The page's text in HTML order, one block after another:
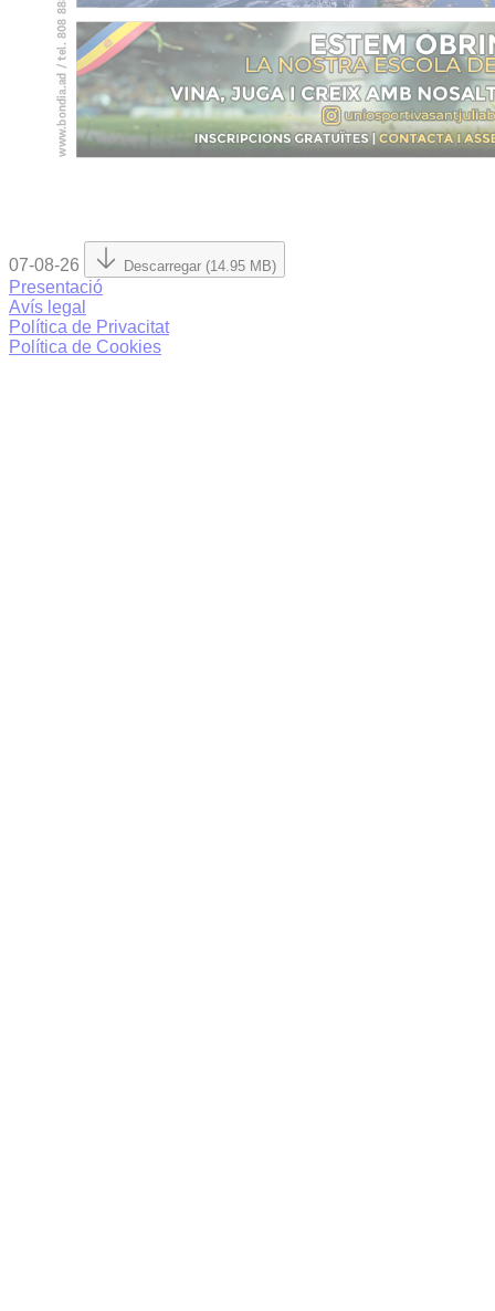
07-08-26 Descarregar (14.95 MB)
Presentació
Avís legal
Política de Privacitat
Política de Cookies